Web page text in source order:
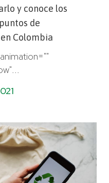
y conoce los
de
Colombia